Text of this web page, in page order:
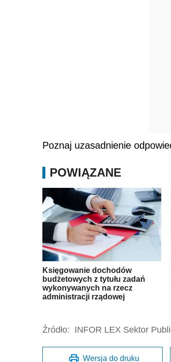
Poznaj uzasadnienie
POWIĄZANE
Księgowanie dochodów
budżetowych z tytułu zadań
wykonywanych na rzecz
administracji rządowej
Źródło: INFOR LEX Sektor
Wersja do druku